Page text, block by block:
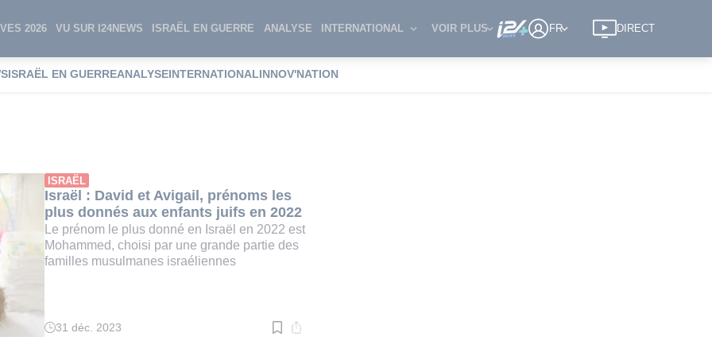
2026 VU SUR I24NEWS ISRAËL EN GUERRE ANALYSE INTERNATIONAL VOIR PLUS FR DIRECT
ISRAËL EN GUERREANALYSEINTERNATIONALINNOV'NATION
juifs
ISRAËL
Israël : David et Avigail, prénoms les
plus donnés aux enfants juifs en 2022
Le prénom le plus donné en Israël en 2022 est
Mohammed, choisi par une grande partie des
familles musulmanes israéliennes
Temps
31 déc. 2023